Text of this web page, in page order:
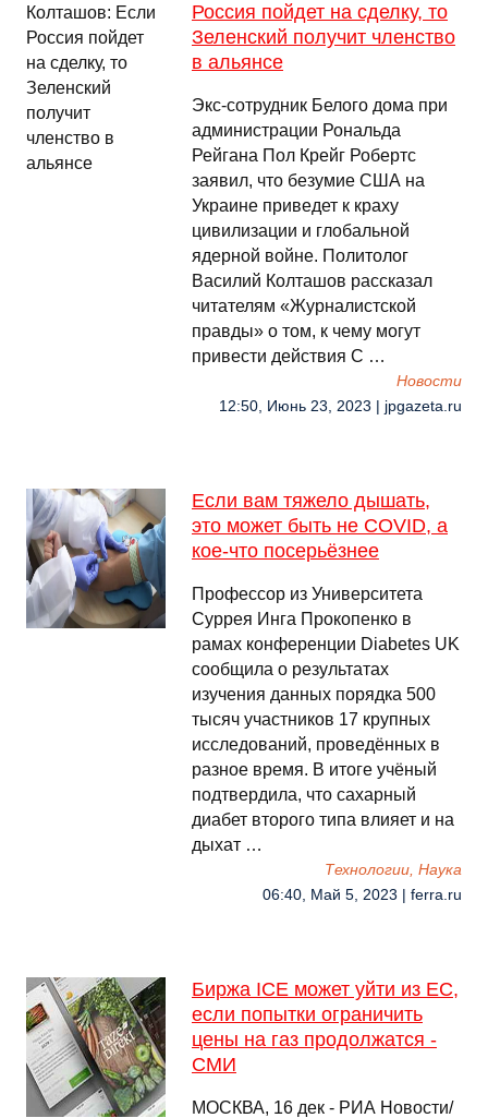
Россия пойдет на сделку, то
Зеленский получит членство
в альянсе
Экс-сотрудник Белого дома при
администрации Рональда
Рейгана Пол Крейг Робертс
заявил, что безумие США на
Украине приведет к краху
цивилизации и глобальной
ядерной войне. Политолог
Василий Колташов рассказал
читателям «Журналистской
правды» о том, к чему могут
привести действия С …
Новости
12:50, Июнь 23, 2023 | jpgazeta.ru
Если вам тяжело дышать,
это может быть не COVID, а
кое-что посерьёзнее
Профессор из Университета
Суррея Инга Прокопенко в
рамах конференции Diabetes UK
сообщила о результатах
изучения данных порядка 500
тысяч участников 17 крупных
исследований, проведённых в
разное время. В итоге учёный
подтвердила, что сахарный
диабет второго типа влияет и на
дыхат …
Технологии, Наука
06:40, Май 5, 2023 | ferra.ru
Биржа ICE может уйти из ЕС,
если попытки ограничить
цены на газ продолжатся -
СМИ
МОСКВА, 16 дек - РИА Новости/